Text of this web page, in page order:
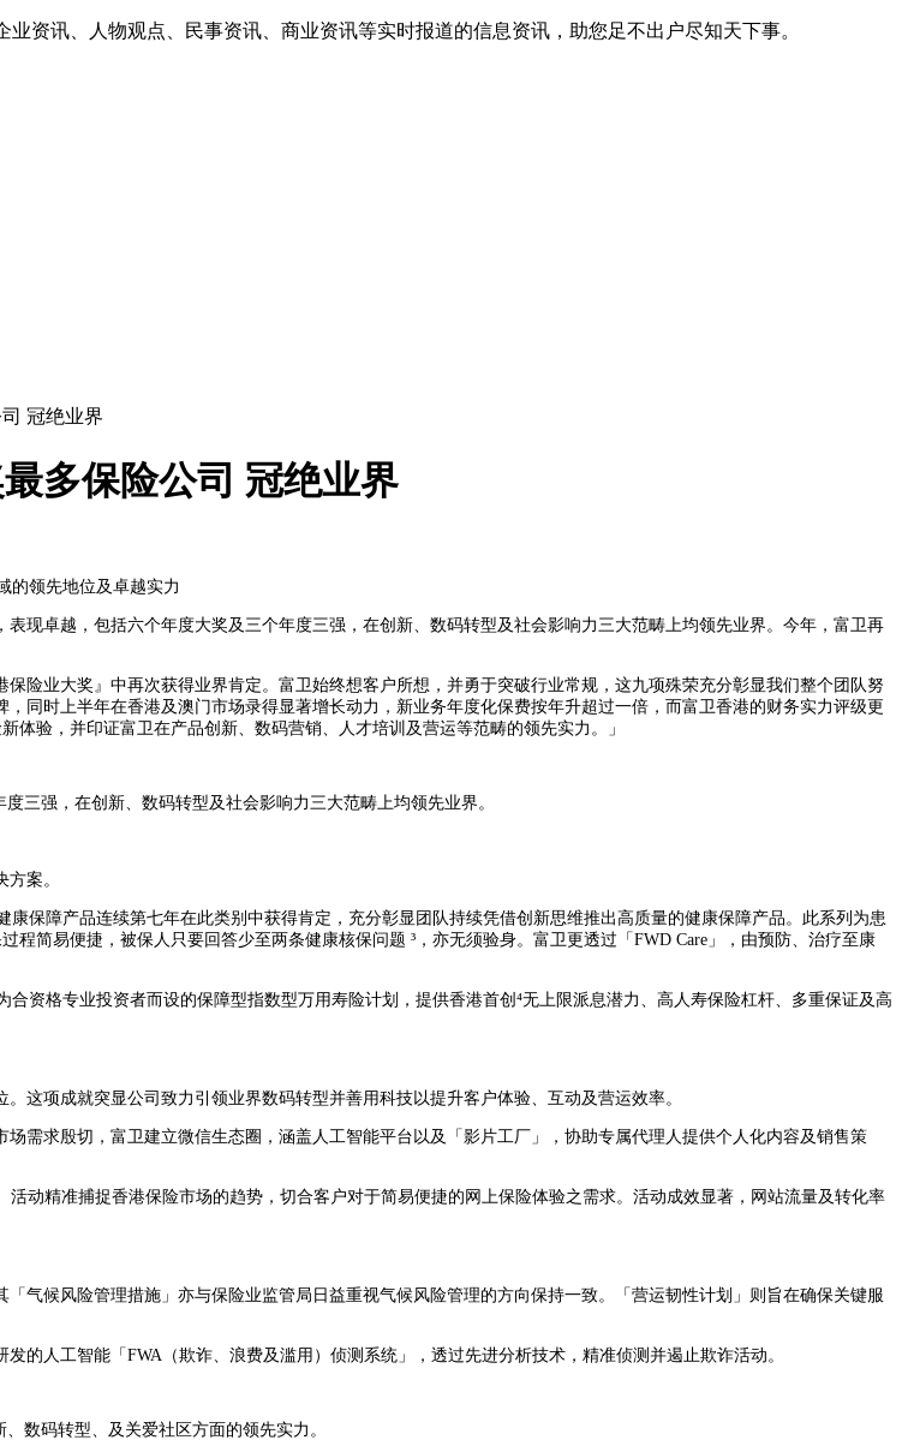
资讯、人物观点、民事资讯、商业资讯等实时报道的信息资讯，助您足不出户尽知天下事。
冠绝业界
多保险公司 冠绝业界
的领先地位及卓越实力
现卓越，包括六个年度大奖及三个年度三强，在创新、数码转型及社会影响力三大范畴上均领先业界。今年，富卫再
险业大奖』中再次获得业界肯定。富卫始终想客户所想，并勇于突破行业常规，这九项殊荣充分彰显我们整个团队努
同时上半年在香港及澳门市场录得显著增长动力，新业务年度化保费按年升超过一倍，而富卫香港的财务实力评级更
验，并印证富卫在产品创新、数码营销、人才培训及营运等范畴的领先实力。」
三强，在创新、数码转型及社会影响力三大范畴上均领先业界。
案。
保障产品连续第七年在此类别中获得肯定，充分彰显团队持续凭借创新思维推出高质量的健康保障产品。此系列为患
简易便捷，被保人只要回答少至两条健康核保问题 ³，亦无须验身。富卫更透过「FWD Care」，由预防、治疗至康
资格专业投资者而设的保障型指数型万用寿险计划，提供香港首创⁴无上限派息潜力、高人寿保险杠杆、多重保证及高
这项成就突显公司致力引领业界数码转型并善用科技以提升客户体验、互动及营运效率。
需求殷切，富卫建立微信生态圈，涵盖人工智能平台以及「影片工厂」，协助专属代理人提供个人化内容及销售策
动精准捕捉香港保险市场的趋势，切合客户对于简易便捷的网上保险体验之需求。活动成效显著，网站流量及转化率
气候风险管理措施」亦与保险业监管局日益重视气候风险管理的方向保持一致。「营运韧性计划」则旨在确保关键服
的人工智能「FWA（欺诈、浪费及滥用）侦测系统」，透过先进分析技术，精准侦测并遏止欺诈活动。
数码转型、及关爱社区方面的领先实力。